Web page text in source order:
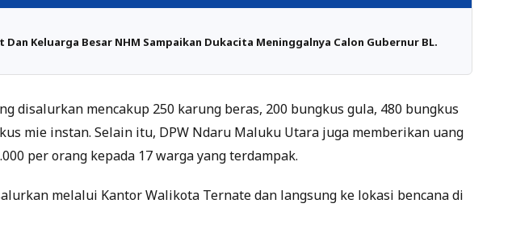
Dan Keluarga Besar NHM Sampaikan Dukacita Meninggalnya Calon Gubernur BL.
disalurkan mencakup 250 karung beras, 200 bungkus gula, 480 bungkus
mie instan. Selain itu, DPW Ndaru Maluku Utara juga memberikan uang
per orang kepada 17 warga yang terdampak.
melalui Kantor Walikota Ternate dan langsung ke lokasi bencana di